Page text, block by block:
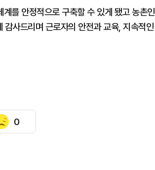
를 안정적으로 구축할 수 있게 됐고 농촌인
사드리며 근로자의 안전과 교육, 지속적인
0